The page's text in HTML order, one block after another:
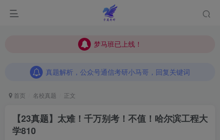
梦马班已上线！
梦马班已上线！
真题解析，公众号通信考研小马哥，回复关键词
真题解析，公众号通信考研小马哥，回复关键词
首页 名校真题 正文
【23真题】太难！千万别考！不值！ 哈尔滨工程大
学810